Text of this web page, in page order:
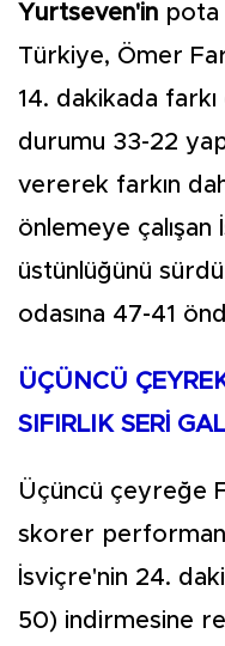
Yurtseven'in pota
Türkiye, Ömer
14. dakikada
durumu 33-22
vererek farkın
önlemeye çalışan
üstünlüğünü
odasına 47-41
ÜÇÜNCÜ
SIFIRLIK SERİ
Üçüncü çeyreğe
skorer
İsviçre'nin 24.
50) indirmesine